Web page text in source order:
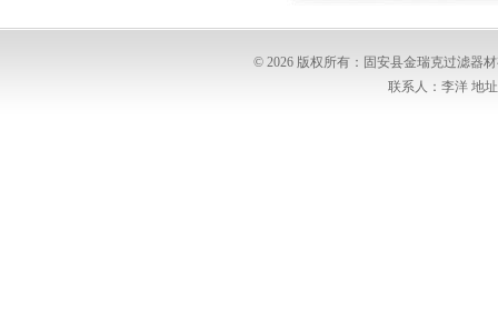
© 2026 版权所有：固安县金瑞克过滤器
联系人：李洋 地